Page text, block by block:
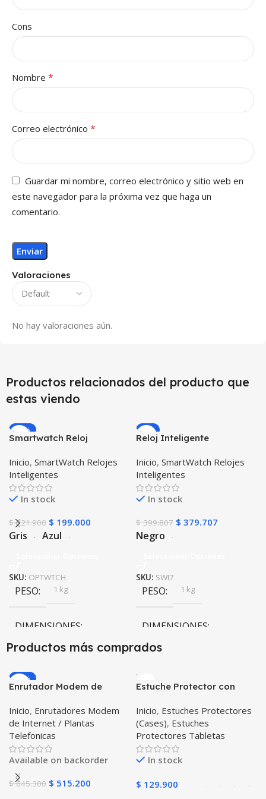
Valoraciones
No hay valoraciones aún.
Cons
Nombre *
Correo electrónico *
Guardar mi nombre, correo electrónico y sitio web en
este navegador para la próxima vez que haga un
comentario.
Productos relacionados del producto que
estas viendo
-10%
Smartwatch Reloj
WATCH™ (KW37 PRO) Mide
Temperatura Presión
Arterial y Ritmo Cardíaco
Inicio, SmartWatch Relojes
Inteligentes
In stock
$221.900 $ 199.000
Gris Azul
SKU: OPTWTCH
PESO 1 kg
DIMENSIONES
COLOR
Gris,Negro , Azul ,Rosa
-5%
Reloj Inteligente
Incluye Pulso y Estuche
protector – GPS
Inicio, SmartWatch Relojes
Inteligentes
In stock
$399.807 $ 379.707
Negro
SKU: SWI7
PESO 1 kg
DIMENSIONES
COLOR Negro ,Rosa
PULSO ADICIONAL
Goma , Metalizado
Productos más comprados
-20%
Enrutador Modem de
Libre Todo Operador 4G
LTE SIMCARD
Inicio, Enrutadores Modem
de Internet / Plantas
Telefonicas
Available on backorder
$645.300 $ 515.200
Estuche Protector con
Tablet Samsung Galaxy
Tab A8 10.5 2021 – 2022
SM-x200 SM-x205 Anti
golpes con soporte
Inicio, Estuches Protectores
(Cases), Estuches
Protectores Tabletas
In stock
$ 129.900